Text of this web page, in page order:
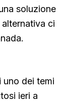
soluzione
ci
uno dei temi
ieri a